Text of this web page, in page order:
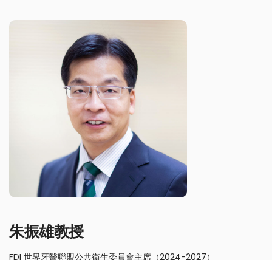
朱振雄教授
FDI 世界牙醫聯盟公共衞生委員會主席（2024-2027）